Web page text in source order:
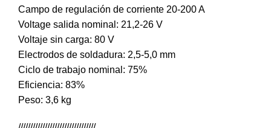
Campo de regulación de corriente 20-200 A
Voltage salida nominal: 21,2-26 V
Voltaje sin carga: 80 V
Electrodos de soldadura: 2,5-5,0 mm
Ciclo de trabajo nominal: 75%
Eficiencia: 83%
Peso: 3,6 kg